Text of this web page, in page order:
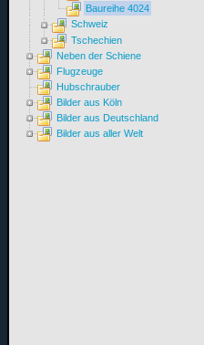
Baureihe 4024
Schweiz
Tschechien
Neben der Schiene
Flugzeuge
Hubschrauber
Bilder aus Köln
Bilder aus Deutschland
Bilder aus aller Welt